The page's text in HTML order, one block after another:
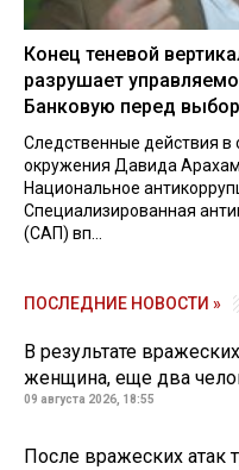
Конец теневой
разрушает
Банковую перед
Следственные действия
окружения Давида
Национальное
Специализированная
(САП) вп...
ПОСЛЕДНИЕ НОВОСТИ »
В результате
женщина, еще два
09 августа 2026, 18:55
После вражеских атак